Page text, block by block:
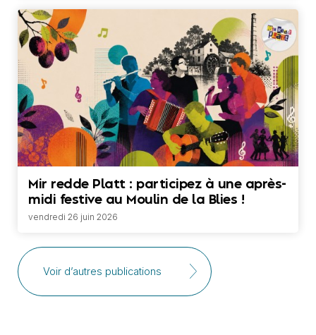
Mir redde Platt : participez à une après-
midi festive au Moulin de la Blies !
vendredi 26 juin 2026
Voir d’autres publications